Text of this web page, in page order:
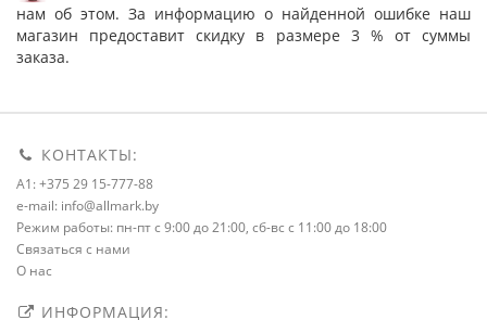
нам об этом. За информацию о найденной ошибке наш
магазин предоставит скидку в размере 3 % от суммы
заказа.
КОНТАКТЫ:
A1: +375 29 15-777-88
e-mail: info@allmark.by
Режим работы: пн-пт с 9:00 до 21:00, сб-вс с 11:00 до 18:00
Связаться с нами
О нас
ИНФОРМАЦИЯ: